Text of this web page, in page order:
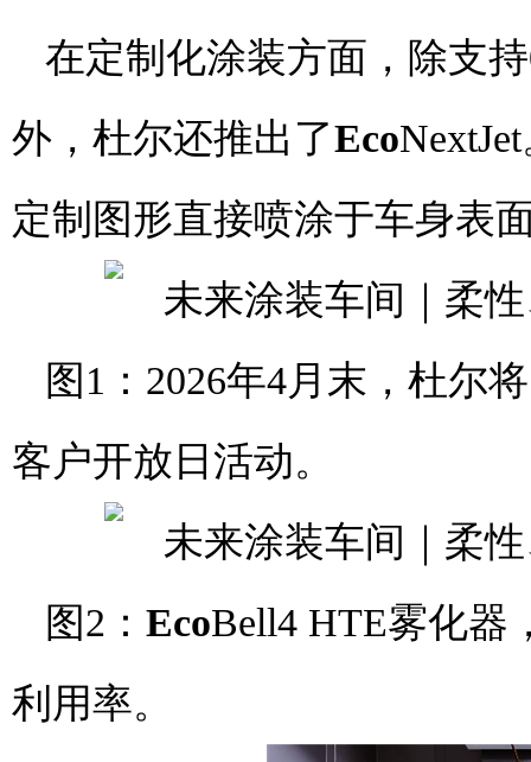
在定制化涂装方面，除支
外，杜尔还推出了Eco
定制图形直接喷涂于车身表
图1：2026年4月末，杜尔
客户开放日活动。
图2： EcoBell4 HTE雾化器
利用率。